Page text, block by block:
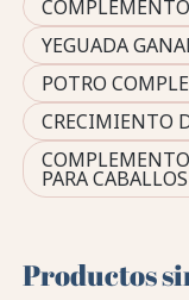
YEGUADA
POTRO
CRECIMIENTO
PARA CABALLOS
Productos